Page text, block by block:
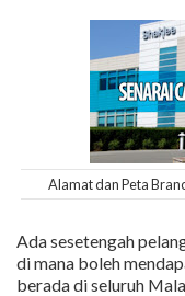
Alamat dan Peta
Ada sesetengah
di mana boleh
berada di seluruh